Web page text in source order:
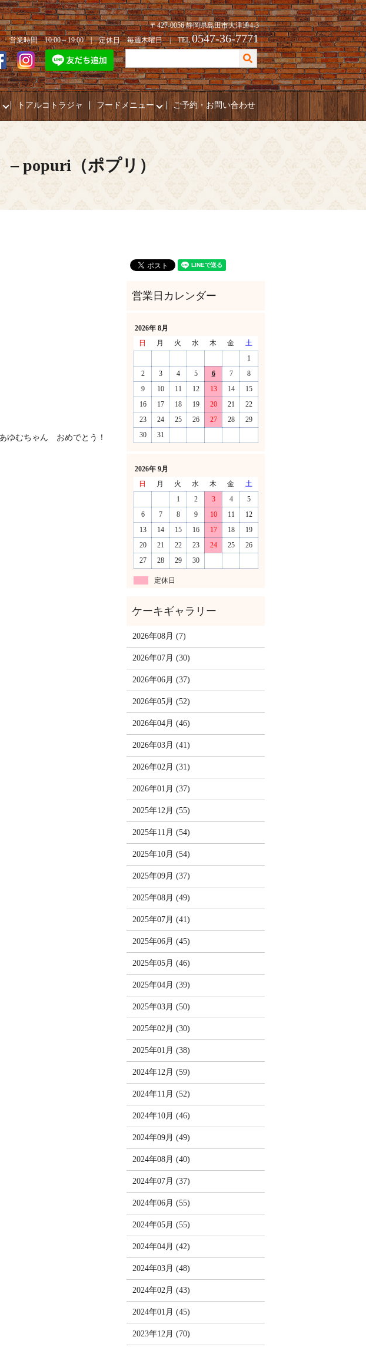
〒427-0056 静岡県島田市大津通4-3
営業時間 10:00～19:00 | 定休日 毎週木曜日 | TEL0547-36-7771
トアルコトラジャ フードメニュー ご予約・お問い合わせ
popuri（ポプリ）
ゆむちゃん おめでとう！
2026年 8月
日
月 火 水 木 金
土
1
2
3 4 5 6 7
8
9
10 11 12 13 14
15
16
17 18 19 20 21
22
23
24 25 26 27 28
29
30
31
2026年 9月
日
月 火 水 木 金
土
1
2 3 4
5
6
7 8 9 10 11
12
13
14 15 16 17 18
19
20
21 22 23 24 25
26
27
28 29 30
定休日
2026年08月 (7)
2026年07月 (30)
2026年06月 (37)
2026年05月 (52)
2026年04月 (46)
2026年03月 (41)
2026年02月 (31)
2026年01月 (37)
2025年12月 (55)
2025年11月 (54)
2025年10月 (54)
2025年09月 (37)
2025年08月 (49)
2025年07月 (41)
2025年06月 (45)
2025年05月 (46)
2025年04月 (39)
2025年03月 (50)
2025年02月 (30)
2025年01月 (38)
2024年12月 (59)
2024年11月 (52)
2024年10月 (46)
2024年09月 (49)
2024年08月 (40)
2024年07月 (37)
2024年06月 (55)
2024年05月 (55)
2024年04月 (42)
2024年03月 (48)
2024年02月 (43)
2024年01月 (45)
2023年12月 (70)